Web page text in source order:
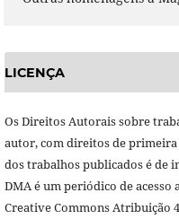
LICENÇA
Os Direitos Autorais sobre
autor, com direitos de
dos trabalhos publicados é de
DMA é um periódico de acesso
Creative Commons Atribuição